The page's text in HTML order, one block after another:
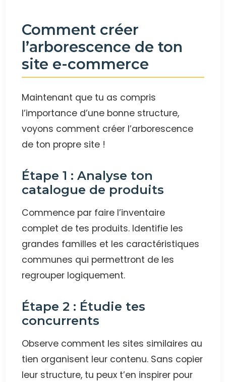
Comment créer
l’arborescence de ton
site e-commerce
Maintenant que tu as compris
l’importance d’une bonne structure,
voyons comment créer l’arborescence
de ton propre site !
Étape 1 : Analyse ton
catalogue de produits
Commence par faire l’inventaire
complet de tes produits. Identifie les
grandes familles et les caractéristiques
communes qui permettront de les
regrouper logiquement.
Étape 2 : Étudie tes
concurrents
Observe comment les sites similaires au
tien organisent leur contenu. Sans copier
leur structure, tu peux t’en inspirer pour